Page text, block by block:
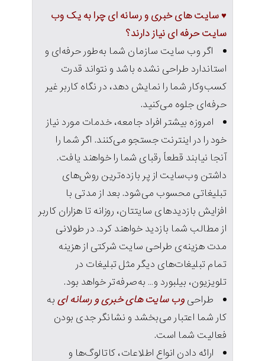
♥ سایت های خبری و رسانه ای چرا به یک وب
سایت حرفه ای نیاز دارند؟
اگر وب سایت سازمان شما به‌طور حرفه‌ای و
استاندارد طراحی نشده باشد و نتواند قدرت
کسب‌وکار شما را نمایش دهد، در نگاه کاربر غیر
حرفه‌ای جلوه‌ می‌کنید.
امروزه بیشتر افراد جامعه، خدمات مورد نیاز
خود را در اینترنت جستجو می‌کنند. اگر شما را
آنجا نیابند قطعاً رقبای شما را خواهند یافت.
داشتن وب‌سایت از پر بازده‌ترین روش‌های
تبلیغاتی محسوب می‌شود. بعد از مدتی با
افزایش بازدیدهای سایتتان، روزانه تا هزاران کاربر
از مطالب شما بازدید خواهند کرد. در طولانی
مدت هزینه‌ی طراحی سایت شرکتی از هزینه
تمام تبلیغات‌های دیگر مثل تبلیغات در
تلویزیون، بیلبورد و… به‌صرفه‌تر خواهد بود.
طراحی وب سایت های خبری و رسانه ای به
کار شما اعتبار می‌بخشد و نشانگر جدی بودن
فعالیت شما است.
ارائه دادن انواع اطلاعات، کاتالوگ‌ها و